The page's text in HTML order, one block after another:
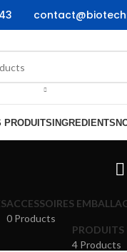
PRODUITSINGREDIENTS
ACCESSOIRES
0 Products
PRODUITS
4 Products